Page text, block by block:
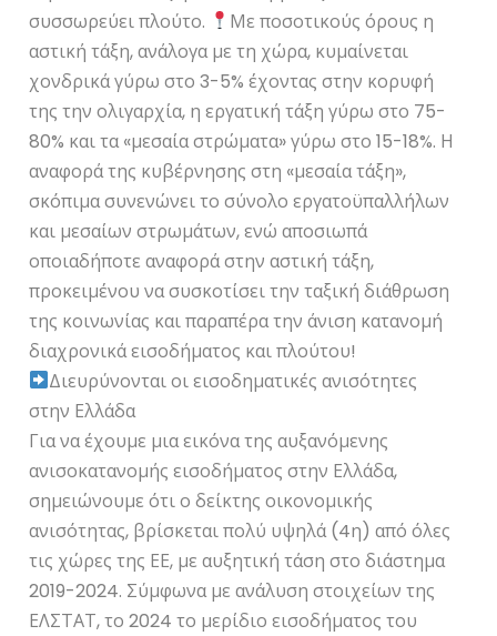
συσσωρεύει πλούτο.
Με ποσοτικούς όρους η
αστική τάξη, ανάλογα με τη χώρα, κυμαίνεται
χονδρικά γύρω στο 3-5% έχοντας στην κορυφή
της την ολιγαρχία, η εργατική τάξη γύρω στο 75-
80% και τα «μεσαία στρώματα» γύρω στο 15-18%. Η
αναφορά της κυβέρνησης στη «μεσαία τάξη»,
σκόπιμα συνενώνει το σύνολο εργατοϋπαλλήλων
και μεσαίων στρωμάτων, ενώ αποσιωπά
οποιαδήποτε αναφορά στην αστική τάξη,
προκειμένου να συσκοτίσει την ταξική διάθρωση
της κοινωνίας και παραπέρα την άνιση κατανομή
διαχρονικά εισοδήματος και πλούτου!
Διευρύνονται οι εισοδηματικές ανισότητες
στην Ελλάδα
Για να έχουμε μια εικόνα της αυξανόμενης
ανισοκατανομής εισοδήματος στην Ελλάδα,
σημειώνουμε ότι ο δείκτης οικονομικής
ανισότητας, βρίσκεται πολύ υψηλά (4η) από όλες
τις χώρες της ΕΕ, με αυξητική τάση στο διάστημα
2019-2024. Σύμφωνα με ανάλυση στοιχείων της
ΕΛΣΤΑΤ, το 2024 το μερίδιο εισοδήματος του